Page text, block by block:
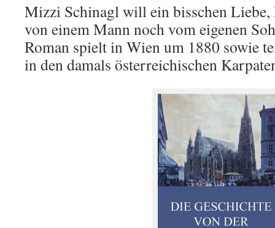
Mizzi Schinagl will ein bisschen Liebe,
von einem Mann noch vom eigenen
Roman spielt in Wien um 1880 sowie
in den damals österreichischen